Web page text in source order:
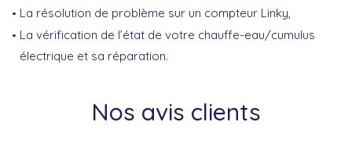
La résolution de problème sur un compteur Linky,
La vérification de l’état de votre chauffe-eau/cumulus
électrique et sa réparation.
Nos avis clients